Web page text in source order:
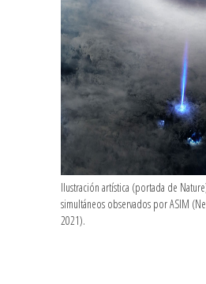
Ilustración artística (portada de
simultáneos observados por ASIM
2021).